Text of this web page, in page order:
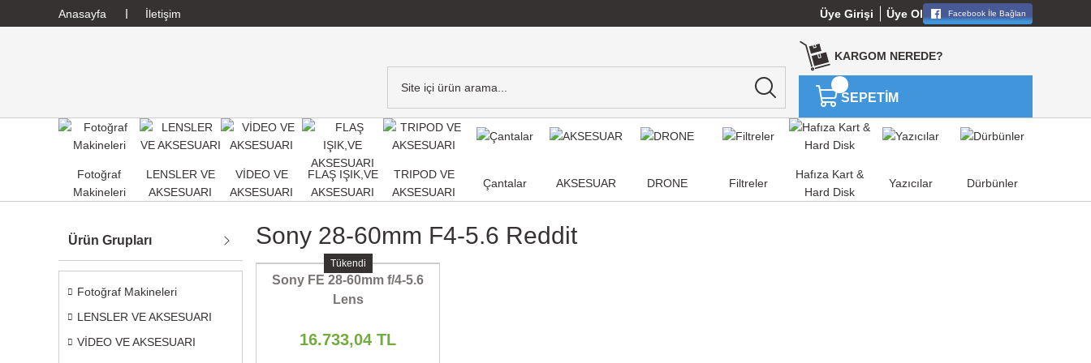
Anasayfa İletişim Üye Girişi Üye Ol Facebook İle Bağlan
KARGOM NEREDE?
SEPETİM
Fotoğraf
Makineleri
LENSLER VE
AKSESUARI
VİDEO VE
AKSESUARI
FLAŞ IŞIK,VE
AKSESUARI
TRIPOD VE
AKSESUARI
Çantalar AKSESUAR DRONE Filtreler
Hafıza Kart &
Hard Disk
Yazıcılar Dürbünler
Ürün Grupları
Fotoğraf Makineleri
LENSLER VE AKSESUARI
VİDEO VE AKSESUARI
Sony 28-60mm F4-5.6 Reddit
Tükendi
Sony FE 28-60mm f/4-5.6
Lens
16.733,04 TL